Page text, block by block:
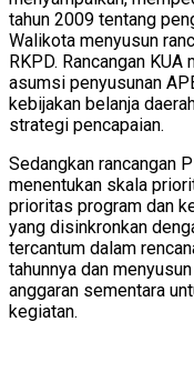
tahun 2009 tentang
Walikota menyusun
RKPD. Rancangan
asumsi penyusunan
kebijakan belanja
strategi pencapaian.
Sedangkan rancangan
menentukan skala
prioritas program dan
yang disinkronkan
tercantum dalam
tahunnya dan
anggaran sementara
kegiatan.